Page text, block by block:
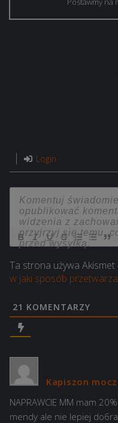
Login
Ta strona używa
w jaki sposób
21 KOMENTARZY
Kapiszon
NAPRAWCIE MM mam
mendy ale nie lepiej